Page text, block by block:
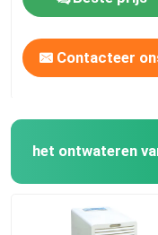
Energie - besparing
Contacteer
het ontwateren